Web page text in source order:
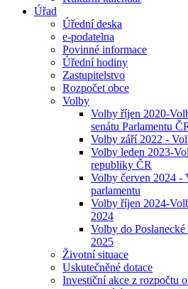
Úřad
Úřední deska
e-podatelna
Povinné informace
Úřední hodiny
Zastupitelstvo
Rozpočet obce
Volby
Volby říjen 2020-
senátu Parlamentu
Volby září 2022 -
Volby leden 2023-
republiky ČR
Volby červen 2024 -
parlamentu
Volby říjen 2024-
2024
Volby do
2025
Životní situace
Uskutečněné dotace
Investiční akce z rozpočtu